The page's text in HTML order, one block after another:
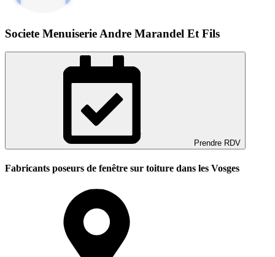
Societe Menuiserie Andre Marandel Et Fils
Prendre RDV
Fabricants poseurs de fenêtre sur toiture dans les Vosges